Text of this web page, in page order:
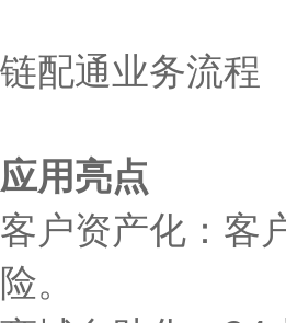
链配通业务流程
应用亮点
客户资产化：客
险。